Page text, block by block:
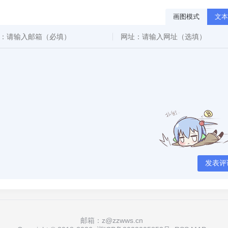
画图模式 文
发表评
邮箱：z@zzwws.cn